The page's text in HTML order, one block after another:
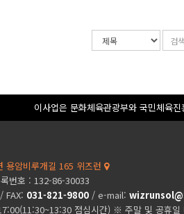
검
색
검
색
이사업은 문화체육관광부와 국민체육
용암비루개길 165 위즈런
번호 : 132-86-30033
/ FAX: 031-821-9800 / e-mail:
점심시간) ※ 주말 및 공휴일